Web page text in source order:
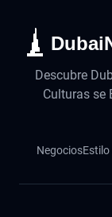
Descubre
Culturas se
NegociosEstilo